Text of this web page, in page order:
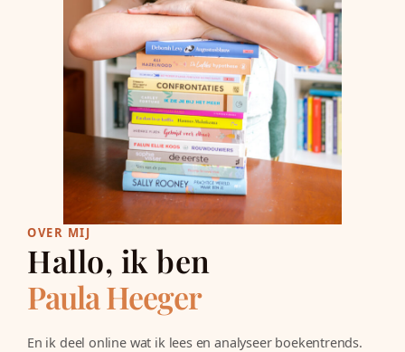
OVER MIJ
Hallo, ik ben
Paula Heeger
En ik deel online wat ik lees en analyseer boekentrends.